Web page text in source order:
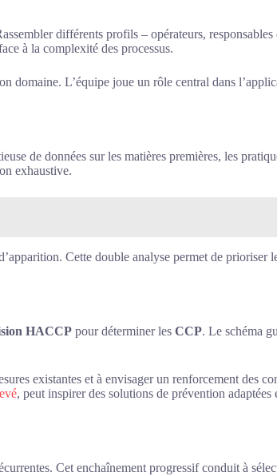
différents profils – opérateurs,
à la complexité des processus.
domaine. L’équipe joue un rôle central dans
de données sur les matières premières, les
exhaustive.
Cette double analyse permet de prioriser
HACCP pour déterminer les CCP. Le schéma
existantes et à envisager un renforcement des
, peut inspirer des solutions de prévention
Cet enchaînement progressif conduit à